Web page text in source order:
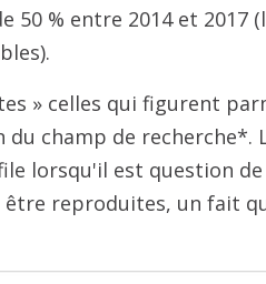
% entre 2014 et 2017
» celles qui figurent
champ de recherche*.
lorsqu'il est question
reproduites, un fait